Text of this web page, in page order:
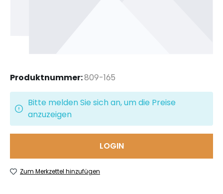
Produktnummer:809-165
Bitte melden Sie sich an, um die Preise
anzuzeigen
LOGIN
Zum Merkzettel hinzufügen